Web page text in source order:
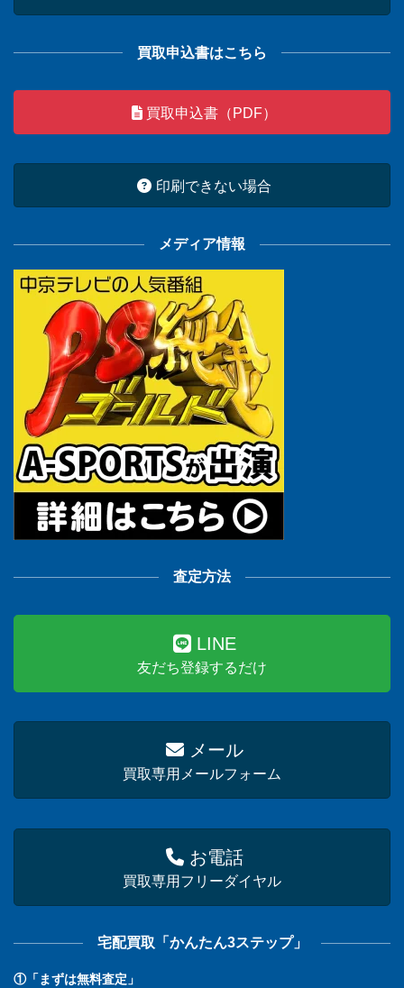
買取申込書はこちら
買取申込書（PDF）
印刷できない場合
メディア情報
査定方法
LINE
友だち登録するだけ
メール
買取専用メールフォーム
お電話
買取専用フリーダイヤル
宅配買取「かんたん3ステップ」
①「まずは無料査定」